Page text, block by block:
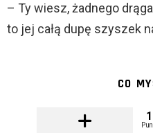
– Ty wiesz, żadnego
to jej całą dupę szyszek
CO